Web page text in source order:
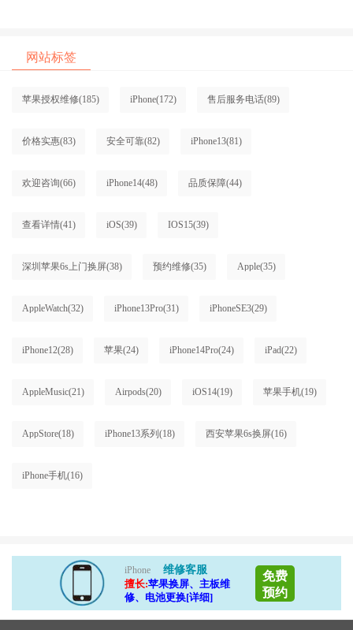
网站标签
苹果授权维修(185) iPhone(172) 售后服务电话(89)
价格实惠(83) 安全可靠(82) iPhone13(81)
欢迎咨询(66) iPhone14(48) 品质保障(44)
查看详情(41) iOS(39) IOS15(39)
深圳苹果6s上门换屏(38) 预约维修(35) Apple(35)
AppleWatch(32) iPhone13Pro(31) iPhoneSE3(29)
iPhone12(28) 苹果(24) iPhone14Pro(24) iPad(22)
AppleMusic(21) Airpods(20) iOS14(19) 苹果手机(19)
AppStore(18) iPhone13系列 (18) 西安苹果6s换屏(16)
iPhone手机(16)
iPhone
维修客服
擅长:苹果换屏、主板维
修、电池更换[详细]
免费
预约